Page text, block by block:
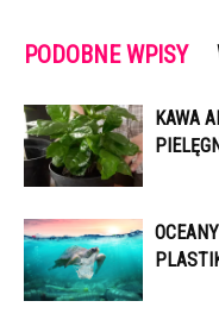
PODOBNE WPISY
KAWA